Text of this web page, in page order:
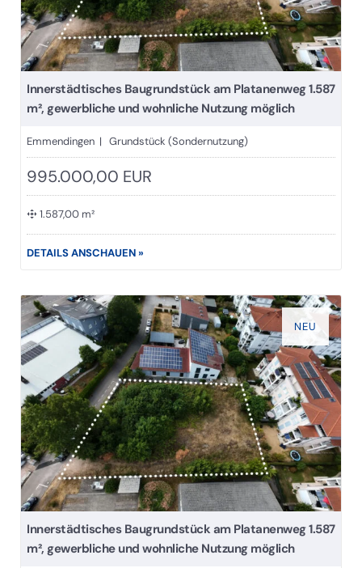
Innerstädtisches Baugrundstück am Platanenweg 1.587
m², gewerbliche und wohnliche Nutzung möglich
Emmendingen | Grundstück (Sondernutzung)
995.000,00 EUR
1.587,00 m²
DETAILS ANSCHAUEN »
NEU
Innerstädtisches Baugrundstück am Platanenweg 1.587
m², gewerbliche und wohnliche Nutzung möglich